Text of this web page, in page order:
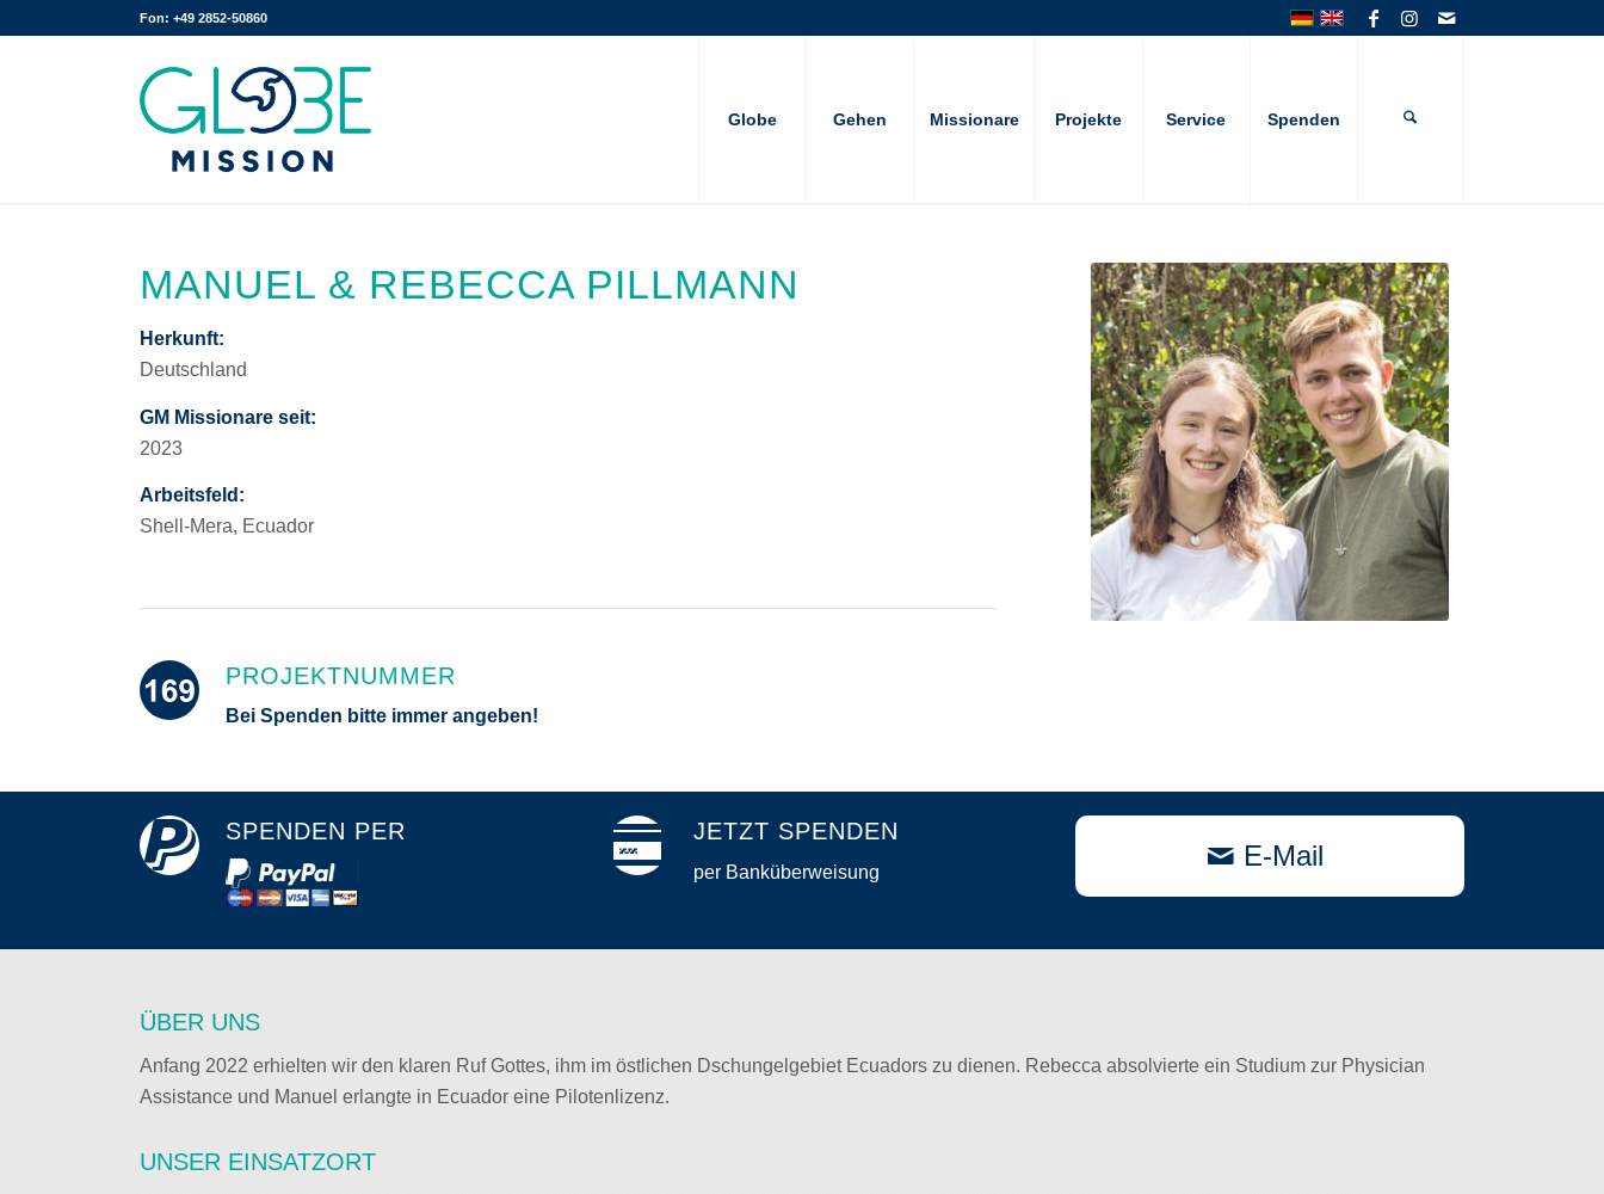
Fon: +49 2852-50860
Globe Gehen Missionare Projekte Service Spenden
MANUEL & REBECCA PILLMANN
Herkunft:
Deutschland
GM Missionare seit:
2023
Arbeitsfeld:
Shell-Mera, Ecuador
PROJEKTNUMMER
Bei Spenden bitte immer angeben!
SPENDEN PER JETZT SPENDEN
per Banküberweisung
E-Mail
ÜBER UNS
Anfang 2022 erhielten wir den klaren Ruf Gottes, ihm im östlichen Dschungelgebiet Ecuadors zu dienen. Rebecca absolvierte ein Studium zur Physician
Assistance und Manuel erlangte in Ecuador eine Pilotenlizenz.
UNSER EINSATZORT